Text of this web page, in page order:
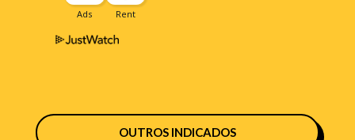
OUTROS INDICADOS